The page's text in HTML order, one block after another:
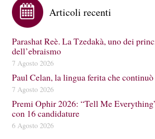
Articoli recenti
Parashat Reè. La Tzedakà, uno dei
dell’ebraismo
7 Agosto 2026
Paul Celan, la lingua ferita che
7 Agosto 2026
Premi Ophir 2026: “Tell Me
con 16 candidature
6 Agosto 2026